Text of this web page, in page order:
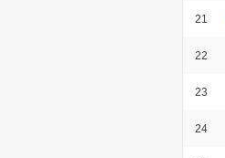
21
22
23
24